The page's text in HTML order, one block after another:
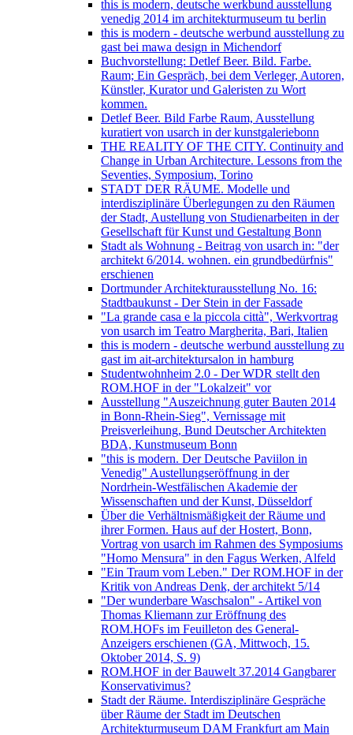
this is modern, deutsche werkbund ausstellung
venedig 2014 im architekturmuseum tu berlin
this is modern - deutsche werbund ausstellung zu
gast bei mawa design in Michendorf
Buchvorstellung: Detlef Beer. Bild. Farbe.
Raum; Ein Gespräch, bei dem Verleger, Autoren,
Künstler, Kurator und Galeristen zu Wort
kommen.
Detlef Beer. Bild Farbe Raum, Ausstellung
kuratiert von usarch in der kunstgaleriebonn
THE REALITY OF THE CITY. Continuity and
Change in Urban Architecture. Lessons from the
Seventies, Symposium, Torino
STADT DER RÄUME. Modelle und
interdisziplinäre Überlegungen zu den Räumen
der Stadt, Austellung von Studienarbeiten in der
Gesellschaft für Kunst und Gestaltung Bonn
Stadt als Wohnung - Beitrag von usarch in: "der
architekt 6/2014. wohnen. ein grundbedürfnis"
erschienen
Dortmunder Architekturausstellung No. 16:
Stadtbaukunst - Der Stein in der Fassade
"La grande casa e la piccola città", Werkvortrag
von usarch im Teatro Margherita, Bari, Italien
this is modern - deutsche werbund ausstellung zu
gast im ait-architektursalon in hamburg
Studentwohnheim 2.0 - Der WDR stellt den
ROM.HOF in der "Lokalzeit" vor
Ausstellung "Auszeichnung guter Bauten 2014
in Bonn-Rhein-Sieg", Vernissage mit
Preisverleihung, Bund Deutscher Architekten
BDA, Kunstmuseum Bonn
"this is modern. Der Deutsche Paviilon in
Venedig" Austellungseröffnung in der
Nordrhein-Westfälischen Akademie der
Wissenschaften und der Kunst, Düsseldorf
Über die Verhältnismäßigkeit der Räume und
ihrer Formen. Haus auf der Hostert, Bonn,
Vortrag von usarch im Rahmen des Symposiums
"Homo Mensura" in den Fagus Werken, Alfeld
"Ein Traum vom Leben." Der ROM.HOF in der
Kritik von Andreas Denk, der architekt 5/14
"Der wunderbare Waschsalon" - Artikel von
Thomas Kliemann zur Eröffnung des
ROM.HOFs im Feuilleton des General-
Anzeigers erschienen (GA, Mittwoch, 15.
Oktober 2014, S. 9)
ROM.HOF in der Bauwelt 37.2014 Gangbarer
Konservativimus?
Stadt der Räume. Interdisziplinäre Gespräche
über Räume der Stadt im Deutschen
Architekturmuseum DAM Frankfurt am Main